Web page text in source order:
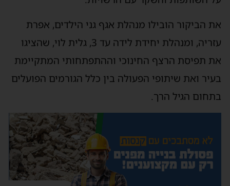
את הביקור הובילו מנהלת אגף גני הילדים, אפרת
עזריה, ומנהלת יחידת לידה עד 3, גלית לוי, שהציגו
את תפיסת הרצף החינוכי וההתפתחותי המתקיימת
בעיר ואת שיתופי הפעולה בין כלל הגורמים הפועלים
בתחום הגיל הרך.